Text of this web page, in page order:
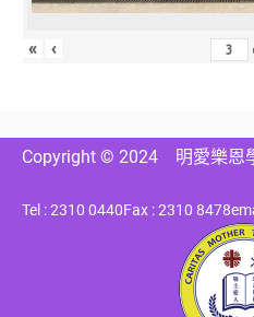
« ‹
Copyright © 2024 明愛樂恩
Tel : 2310 0440Fax : 2310 8478